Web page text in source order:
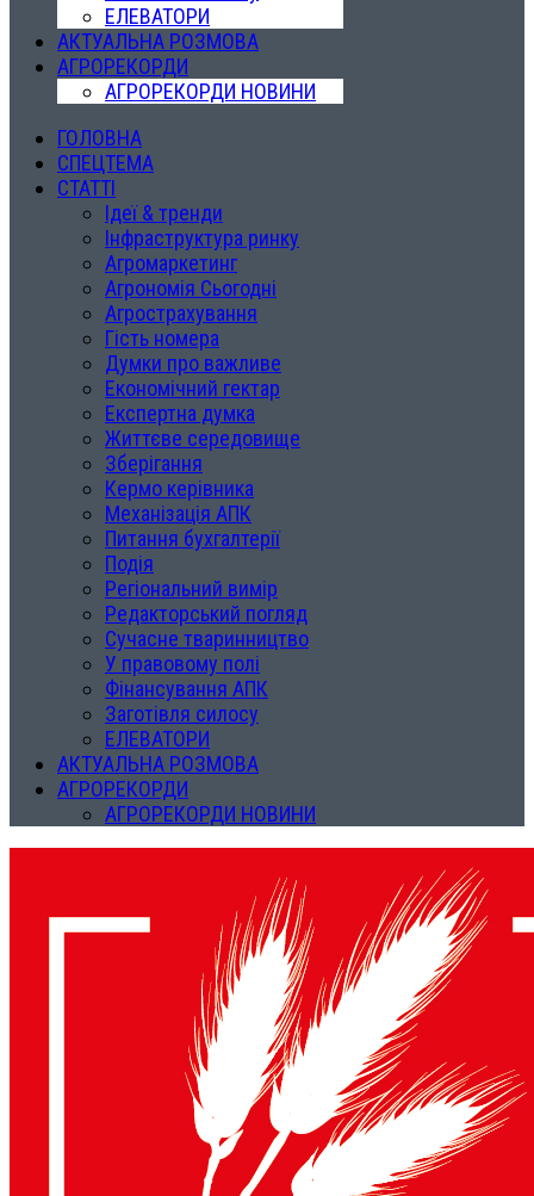
ЕЛЕВАТОРИ
АКТУАЛЬНА РОЗМОВА
АГРОРЕКОРДИ
АГРОРЕКОРДИ НОВИНИ
ГОЛОВНА
СПЕЦТЕМА
СТАТТІ
Ідеї & тренди
Інфраструктура ринку
Агромаркетинг
Агрономія Сьогодні
Агрострахування
Гість номера
Думки про важливе
Економічний гектар
Експертна думка
Життєве середовище
Зберігання
Кермо керівника
Механізація АПК
Питання бухгалтерії
Подія
Регіональний вимір
Редакторський погляд
Сучасне тваринництво
У правовому полі
Фінансування АПК
Заготівля силосу
ЕЛЕВАТОРИ
АКТУАЛЬНА РОЗМОВА
АГРОРЕКОРДИ
АГРОРЕКОРДИ НОВИНИ